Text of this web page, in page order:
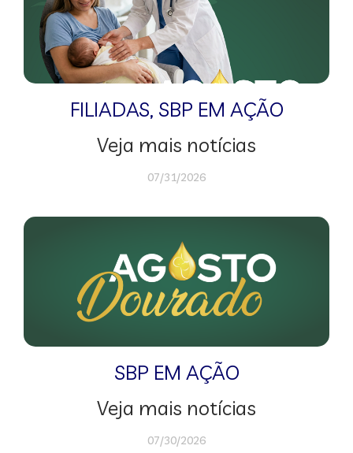
FILIADAS, SBP EM AÇÃO
Veja mais notícias
07/31/2026
SBP EM AÇÃO
Veja mais notícias
07/30/2026